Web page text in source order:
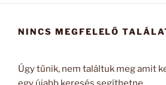
NINCS MEGFELELŐ
Úgy tűnik, nem találtuk meg amit